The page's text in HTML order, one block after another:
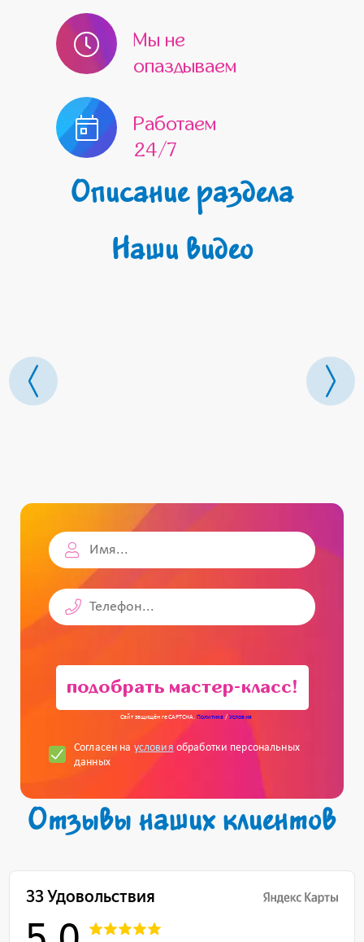
Мы не
опаздываем
Работаем
24/7
Описание раздела
Наши видео
подобрать мастер-класс!
Сайт защищён reCAPTCHA. Политика/Условия
Согласен на условия обработки персональных
данных
Отзывы наших клиентов